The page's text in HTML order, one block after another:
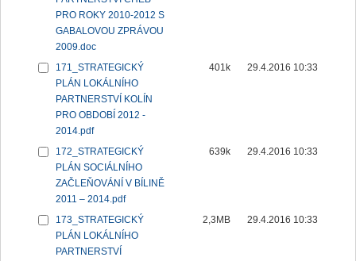
PRO ROKY 2010-2012 S
GABALOVOU ZPRÁVOU
2009.doc
171_STRATEGICKÝ
PLÁN LOKÁLNÍHO
PARTNERSTVÍ KOLÍN
PRO OBDOBÍ 2012 -
2014.pdf
401k 29.4.2016 10:33
172_STRATEGICKÝ
PLÁN SOCIÁLNÍHO
ZAČLEŇOVÁNÍ V BÍLINĚ
2011 – 2014.pdf
639k 29.4.2016 10:33
173_STRATEGICKÝ
PLÁN LOKÁLNÍHO
PARTNERSTVÍ
2,3MB 29.4.2016 10:33